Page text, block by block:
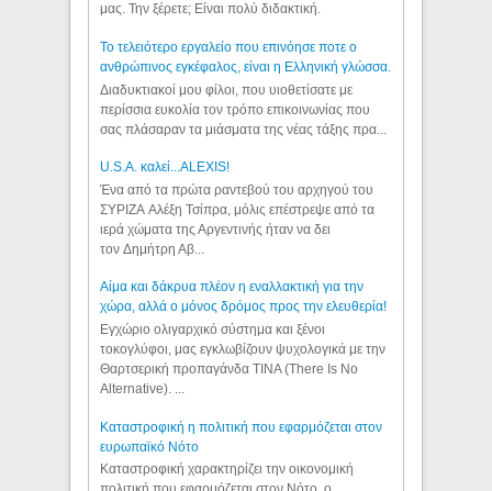
μας. Την ξέρετε; Είναι πολύ διδακτική.
Το τελειότερο εργαλείο που επινόησε ποτε ο
ανθρώπινος εγκέφαλος, είναι η Ελληνική γλώσσα.
Διαδυκτιακοί μου φίλοι, που υιοθετίσατε με
περίσσια ευκολία τον τρόπο επικοινωνίας που
σας πλάσαραν τα μιάσματα της νέας τάξης πρα...
U.S.A. καλεί...ALEXIS!
Ένα από τα πρώτα ραντεβού του αρχηγού του
ΣΥΡΙΖΑ Αλέξη Τσίπρα, μόλις επέστρεψε από τα
ιερά χώματα της Αργεντινής ήταν να δει
τον Δημήτρη Αβ...
Αίμα και δάκρυα πλέον η εναλλακτική για την
χώρα, αλλά ο μόνος δρόμος προς την ελευθερία!
Εγχώριο ολιγαρχικό σύστημα και ξένοι
τοκογλύφοι, μας εγκλωβίζουν ψυχολογικά με την
Θαρτσερική προπαγάνδα TINA (There Is No
Alternative). ...
Καταστροφική η πολιτική που εφαρμόζεται στον
ευρωπαϊκό Νότο
Καταστροφική χαρακτηρίζει την οικονομική